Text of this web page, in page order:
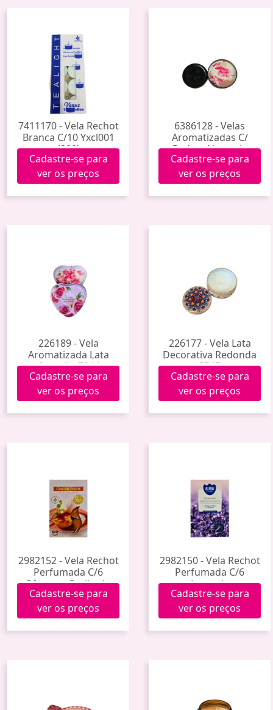
7411170 - Vela Rechot
Branca C/10 Yxcl001
(200)
Cadastre-se para
ver os preços
6386128 - Velas
Aromatizadas C/
Pedras Naturais
Cadastre-se para
ver os preços
226189 - Vela
Aromatizada Lata
Coração 7944
Cadastre-se para
ver os preços
226177 - Vela Lata
Decorativa Redonda
5547
Cadastre-se para
ver os preços
2982152 - Vela Rechot
Perfumada C/6
Pêssego Grelhado
Cadastre-se para
ver os preços
2982150 - Vela Rechot
Perfumada C/6
Lavanda
Cadastre-se para
ver os preços